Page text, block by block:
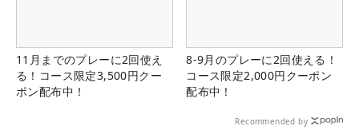
11月までのプレーに2回使え
る！コース限定3,500円クー
ポン配布中！
8-9月のプレーに2回使える！
コース限定2,000円クーポン
配布中！
Recommended by